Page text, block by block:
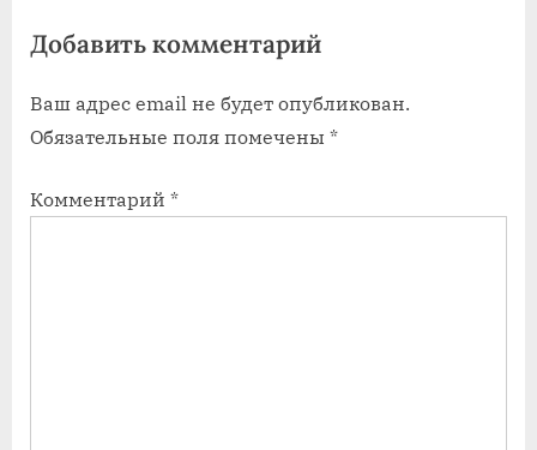
t
Добавить комментарий
Ваш адрес email не будет опубликован.
Обязательные поля помечены *
Комментарий *